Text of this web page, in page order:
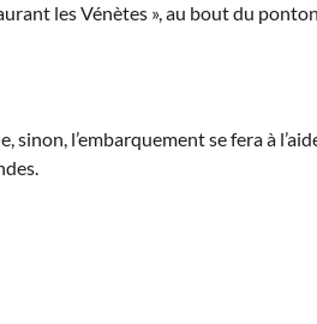
les Vénètes », au bout du
l’embarquement se fera à